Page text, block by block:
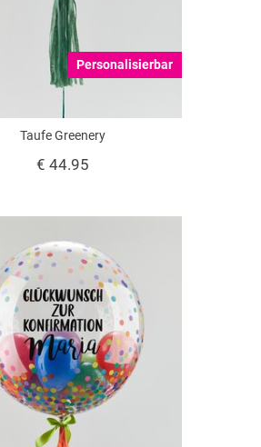
Personalisierbar
Taufe Greenery
€ 44.95